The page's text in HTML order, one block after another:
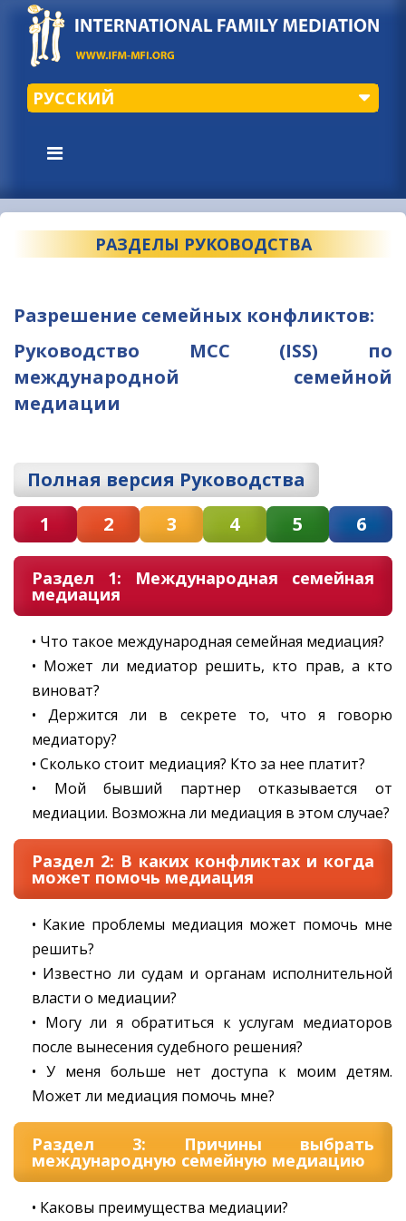
РУССКИЙ
РАЗДЕЛЫ РУКОВОДСТВА
Разрешение семейных конфликтов:
Руководство МСС (ISS) по
международной семейной
медиации
Полная версия Руководства
1
2 3 4 5 6
Раздел 1: Международная семейная
медиация
• Что такое международная семейная медиация?
• Может ли медиатор решить, кто прав, а кто
виноват?
• Держится ли в секрете то, что я говорю
медиатору?
• Сколько стоит медиация? Кто за нее платит?
• Мой бывший партнер отказывается от
медиации. Возможна ли медиация в этом случае?
Раздел 2: В каких конфликтах и когда
может помочь медиация
• Какие проблемы медиация может помочь мне
решить?
• Известно ли судам и органам исполнительной
власти о медиации?
• Могу ли я обратиться к услугам медиаторов
после вынесения судебного решения?
• У меня больше нет доступа к моим детям.
Может ли медиация помочь мне?
Раздел 3: Причины выбрать
международную семейную медиацию
• Каковы преимущества медиации?